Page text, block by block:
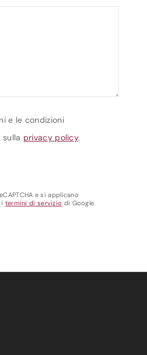
e le condizioni
privacy policy.
e si applicano
termini di servizio di Google.